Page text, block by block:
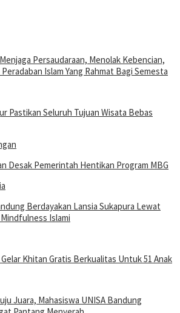
Persaudaraan, Menolak Kebencian,
Islam Yang Rahmat Bagi Semesta
Pastikan Seluruh Tujuan Wisata Bebas
Desak Pemerintah Hentikan Program MBG
Berdayakan Lansia Sukapura Lewat
Islami
Khitan Gratis Berkualitas Untuk 51 Anak
Juara, Mahasiswa UNISA Bandung